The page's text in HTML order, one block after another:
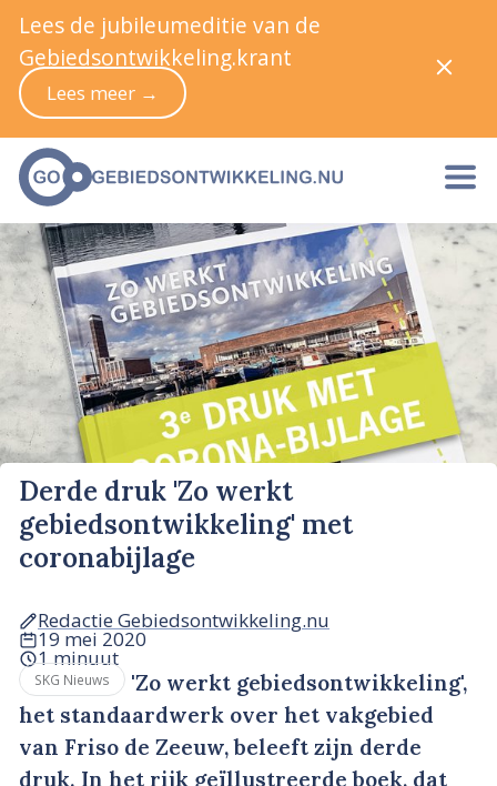
Derde druk 'Zo werkt
gebiedsontwikkeling' met
coronabijlage
Redactie Gebiedsontwikkeling.nu
19 mei 2020
1 minuut
SKG Nieuws
'Zo werkt gebiedsontwikkeling',
het standaardwerk over het vakgebied
van Friso de Zeeuw, beleeft zijn derde
druk. In het rijk geïllustreerde boek, dat
Lees de jubileumeditie van de
Gebiedsontwikkeling.krant
Lees meer →